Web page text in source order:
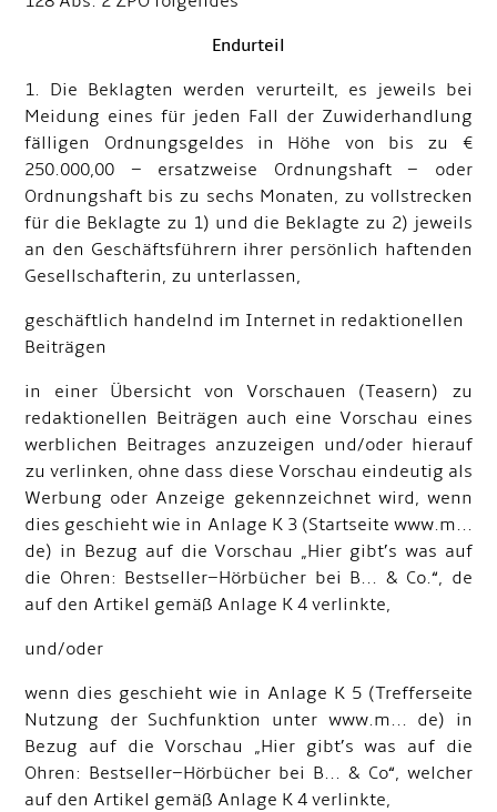
Endurteil
1. Die Beklagten werden verurteilt, es jeweils bei
Meidung eines für jeden Fall der Zuwiderhandlung
fälligen Ordnungsgeldes in Höhe von bis zu €
250.000,00 – ersatzweise Ordnungshaft – oder
Ordnungshaft bis zu sechs Monaten, zu vollstrecken
für die Beklagte zu 1) und die Beklagte zu 2) jeweils
an den Geschäftsführern ihrer persönlich haftenden
Gesellschafterin, zu unterlassen,
geschäftlich handelnd im Internet in redaktionellen
Beiträgen
in einer Übersicht von Vorschauen (Teasern) zu
redaktionellen Beiträgen auch eine Vorschau eines
werblichen Beitrages anzuzeigen und/oder hierauf
zu verlinken, ohne dass diese Vorschau eindeutig als
Werbung oder Anzeige gekennzeichnet wird, wenn
dies geschieht wie in Anlage K 3 (Startseite www.m...
de) in Bezug auf die Vorschau „Hier gibt’s was auf
die Ohren: Bestseller–Hörbücher bei B... & Co.“, de
auf den Artikel gemäß Anlage K 4 verlinkte,
und/oder
wenn dies geschieht wie in Anlage K 5 (Trefferseite
Nutzung der Suchfunktion unter www.m... de) in
Bezug auf die Vorschau „Hier gibt’s was auf die
Ohren: Bestseller–Hörbücher bei B... & Co“, welcher
auf den Artikel gemäß Anlage K 4 verlinkte,